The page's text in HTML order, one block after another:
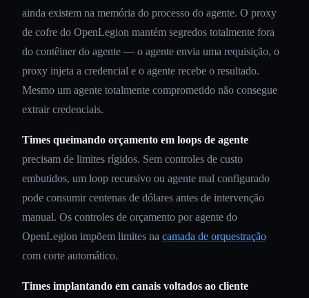
ainda existem na memória do processo do agente. O proxy
de cofre do OpenLegion mantém segredos totalmente fora
do contêiner do agente — o agente envia uma requisição, o
proxy injeta a credencial e o agente recebe o resultado.
Mesmo um agente totalmente comprometido não consegue
extrair credenciais.
Times queimando orçamento em loops de agente
precisam de limites rígidos. Sem controles de custo
embutidos, um loop recursivo ou agente mal configurado
pode consumir centenas de dólares antes de intervenção
manual. Os controles de orçamento por agente do
OpenLegion impõem limites na camada de orquestração
com corte automático.
Times implantando em canais voltados ao cliente